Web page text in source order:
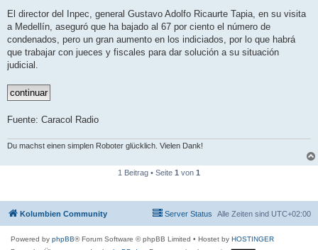
r
a
El director del Inpec, general Gustavo Adolfo Ricaurte Tapia, en su visita
a Medellín, aseguró que ha bajado al 67 por ciento el número de
condenados, pero un gran aumento en los indiciados, por lo que habrá
que trabajar con jueces y fiscales para dar solución a su situación
judicial.
Fuente: Caracol Radio
Du machst einen simplen Roboter glücklich. Vielen Dank!
1 Beitrag • Seite 1 von 1
Kolumbien Community Alle Zeiten sind UTC+02:00
Server Status
Powered by phpBB® Forum Software © phpBB Limited • Hostet by HOSTINGER